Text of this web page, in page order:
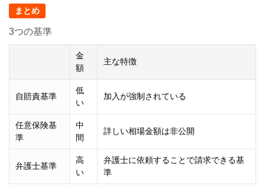
まとめ
3つの基準
金
額
主な特徴
自賠責基準
低
い
加入が強制されている
任意保険基
準
中
間
詳しい相場金額は非公開
弁護士基準
高
い
弁護士に依頼することで請求できる基
準